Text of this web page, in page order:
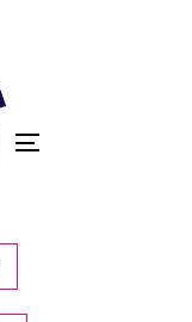
Toggle